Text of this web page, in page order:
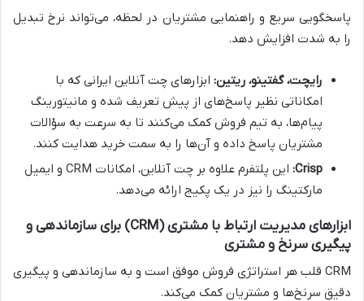
پاسخگویی سریع و راهنمایی مشتریان در لحظه، می‌تواند نرخ تبدیل
را به شدت افزایش دهد.
رایچت، گفتینو، ریتین: ابزارهای چت آنلاین ایرانی که با
امکاناتی نظیر پاسخ‌های از پیش تعریف شده و مانیتورینگ
پیام‌ها، به تیم فروش کمک می‌کنند تا به سرعت به سؤالات
مشتریان پاسخ داده و آن‌ها را به سمت خرید هدایت کنند.
Crisp:
این پلتفرم علاوه بر چت آنلاین، امکانات CRM و ایمیل
مارکتینگ را نیز در یک پکیج ارائه می‌دهد.
ابزارهای مدیریت ارتباط با مشتری (CRM) برای سازماندهی و
پیگیری سرنخ و مشتری
CRM قلب هر استراتژی فروش موفق است و به سازماندهی و پیگیری
دقیق سرنخ‌ها و مشتریان کمک می‌کند.